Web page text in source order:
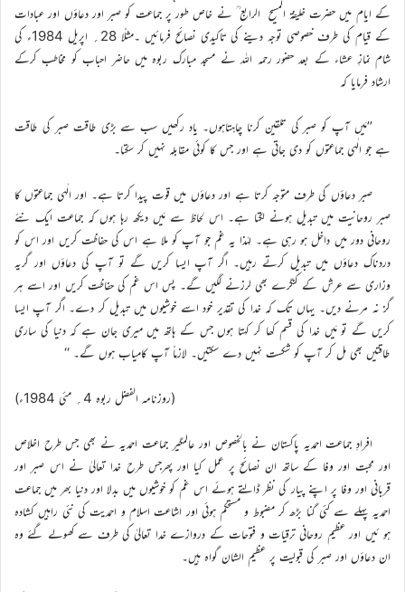
کے ایام میں حضرت خلیفۃ المسیح الرابع ؒ نے خاص طور پر جماعت کو صبر اور دعاؤں اور عبادات
کے قیام کی طرف خصوصی توجہ دینے کی تاکیدی نصائح فرمائیں ۔مثلًا 28؍ اپریل 1984ء کی
شام نمازِ عشاء کے بعد حضور رحمہ اللہ نے مسجد مبارک ربوہ میں حاضر احباب کو مخاطب کرکے
ارشاد فرمایا کہ
’’مَیں آپ کو صبر کی تلقین کرنا چاہتاہوں۔ یاد رکھیں سب سے بڑی طاقت صبر کی طاقت
ہے جو الٰہی جماعتوں کو دی جاتی ہے اور جس کا کوئی مقابلہ نہیں کر سکتا۔
صبر دعاؤں کی طرف متوجہ کرتا ہے اور دعاؤں میں قوت پیدا کرتا ہے۔ اور الٰہی جماعتوں کا
صبر روحانیت میں تبدیل ہونے لگتا ہے۔ اس لحاظ سے مَیں دیکھ رہا ہوں کہ جماعت ایک نئے
روحانی دور میں داخل ہو رہی ہے۔ لہٰذا یہ غم جو آپ کو ملا ہے اس کی حفاظت کریں اور اس کو
دردناک دعاؤں میں تبدیل کرتے رہیں۔ اگر آپ ایسا کریں گے تو آپ کی دعاؤں اور گریہ
وزاری سے عرش کے کنگرے بھی لرزنے لگیں گے۔ پس اس غم کی حفاظت کریں اور اسے ہر
گز نہ مرنے دیں۔ یہاں تک کہ خدا کی تقدیر خود اسے خوشیوں میں تبدیل کر دے۔ اگر آپ ایسا
کریں گے تو مَیں خدا کی قسم کھا کر کہتا ہوں جس کے ہاتھ میں میری جان ہے کہ دنیا کی ساری
طاقتیں بھی مل کر آپ کو شکست نہیں دے سکتیں۔ لازماً آپ کامیاب ہوں گے۔ ‘‘
(روزنامہ الفضل ربوہ 4؍ مئی 1984ء)
افرادِ جماعت احمدیہ پاکستان نے بالخصوص اور عالمگیر جماعت احمدیہ نے بھی جس طرح اخلاص
اور محبت اور وفا کے ساتھ ان نصائح پر عمل کیا اور پھرجس طرح خدا تعالیٰ نے اس صبر اور
قربانی اور وفا پر اپنے پیار کی نظر ڈالتے ہوئے اس غم کو خوشیوں میں بدلا اور دنیا بھر میں جماعت
احمدیہ پہلے سے کئی گنا بڑھ کر مضبوط و مستحکم ہوئی اور اشاعت اسلام و احمدیت کی نئی راہیں کشادہ
ہو ئیں اور عظیم روحانی ترقیات و فتوحات کے دروازے خدا تعالیٰ کی طرف سے کھولے گئے وہ
ان دعاؤں اور صبر کی قبولیت پر عظیم الشان گواہ ہیں۔